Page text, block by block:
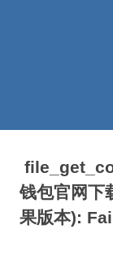
钱包官网下
果版本):